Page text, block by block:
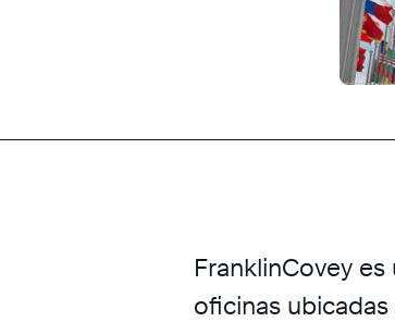
FranklinCovey
oficinas